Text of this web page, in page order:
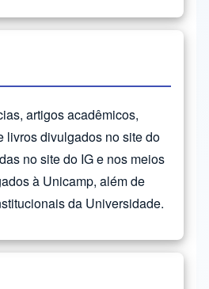
artigos acadêmicos,
livros divulgados no site do
no site do IG e nos meios
à Unicamp, além de
da Universidade.